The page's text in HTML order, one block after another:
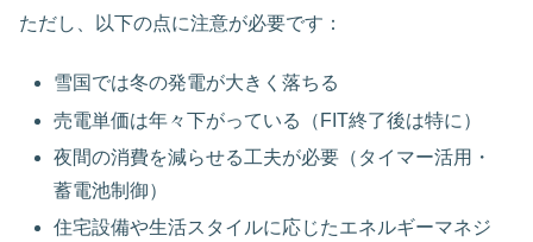
ただし、以下の点に注意が必要です：
雪国では冬の発電が大きく落ちる
売電単価は年々下がっている（FIT終了後は特に）
夜間の消費を減らせる工夫が必要（タイマー活用・
蓄電池制御）
住宅設備や生活スタイルに応じたエネルギーマネジ